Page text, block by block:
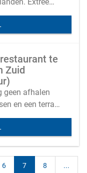
te
Zuid
geen afhalen
en een terras
6 7 8 ...